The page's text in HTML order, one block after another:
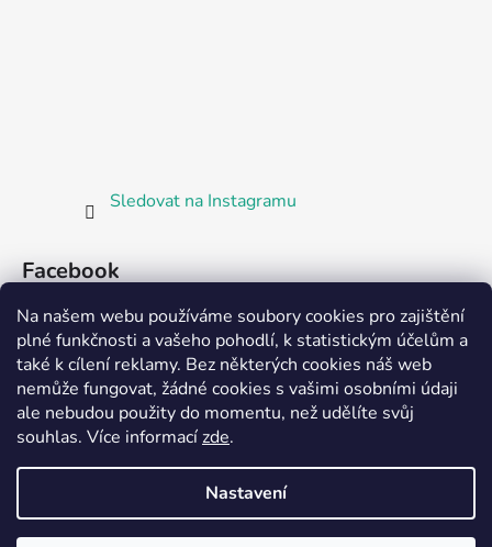
Na našem webu používáme soubory cookies pro zajištění
plné funkčnosti a vašeho pohodlí, k statistickým účelům a
také k cílení reklamy. Bez některých cookies náš web
nemůže fungovat, žádné cookies s vašimi osobními údaji
ale nebudou použity do momentu, než udělíte svůj
souhlas. Více informacízde.
Nastavení
Sledovat na Instagramu
Facebook
Partnerská prodejna Barefoot Plzeň